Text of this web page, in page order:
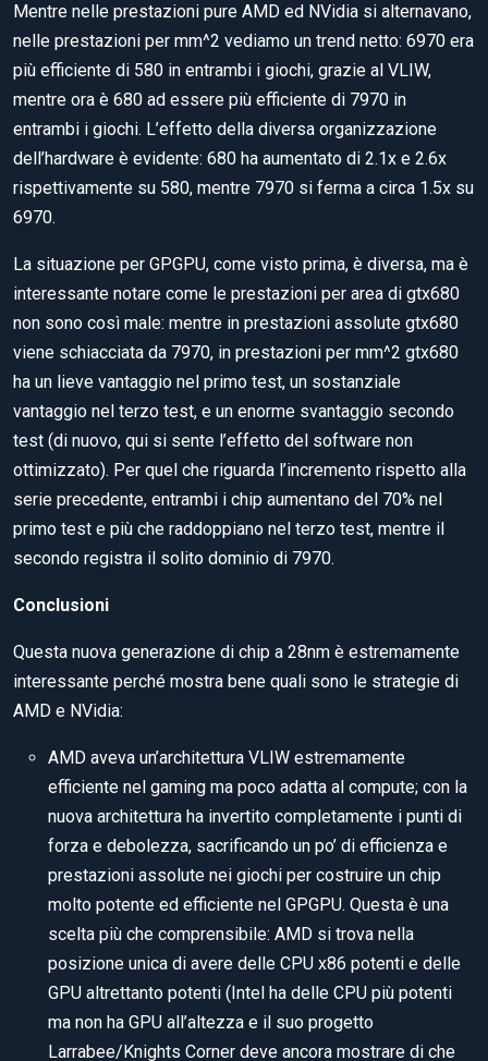
Mentre nelle prestazioni pure AMD ed NVidia si alternavano,
nelle prestazioni per mm^2 vediamo un trend netto: 6970 era
più efficiente di 580 in entrambi i giochi, grazie al VLIW,
mentre ora è 680 ad essere più efficiente di 7970 in
entrambi i giochi. L’effetto della diversa organizzazione
dell’hardware è evidente: 680 ha aumentato di 2.1x e 2.6x
rispettivamente su 580, mentre 7970 si ferma a circa 1.5x su
6970.
La situazione per GPGPU, come visto prima, è diversa, ma è
interessante notare come le prestazioni per area di gtx680
non sono così male: mentre in prestazioni assolute gtx680
viene schiacciata da 7970, in prestazioni per mm^2 gtx680
ha un lieve vantaggio nel primo test, un sostanziale
vantaggio nel terzo test, e un enorme svantaggio secondo
test (di nuovo, qui si sente l’effetto del software non
ottimizzato). Per quel che riguarda l’incremento rispetto alla
serie precedente, entrambi i chip aumentano del 70% nel
primo test e più che raddoppiano nel terzo test, mentre il
secondo registra il solito dominio di 7970.
Conclusioni
Questa nuova generazione di chip a 28nm è estremamente
interessante perché mostra bene quali sono le strategie di
AMD e NVidia:
AMD aveva un’architettura VLIW estremamente
efficiente nel gaming ma poco adatta al compute; con la
nuova architettura ha invertito completamente i punti di
forza e debolezza, sacrificando un po’ di efficienza e
prestazioni assolute nei giochi per costruire un chip
molto potente ed efficiente nel GPGPU. Questa è una
scelta più che comprensibile: AMD si trova nella
posizione unica di avere delle CPU x86 potenti e delle
GPU altrettanto potenti (Intel ha delle CPU più potenti
ma non ha GPU all’altezza e il suo progetto
Larrabee/Knights Corner deve ancora mostrare di che